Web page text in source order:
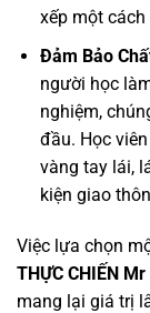
xếp một
Đảm Bảo
người học
nghiệm,
đầu. Học
vàng tay lái,
kiện giao
Việc lựa chọn
THỰC CHIẾN
mang lại giá trị